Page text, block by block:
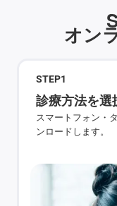
オン
STEP1
診療方法を選
スマートフォン・
ンロードします。